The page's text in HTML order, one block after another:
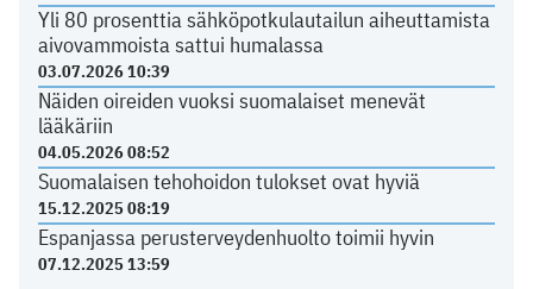
Yli 80 prosenttia sähköpotkulautailun aiheuttamista
aivovammoista sattui humalassa
03.07.2026 10:39
Näiden oireiden vuoksi suomalaiset menevät
lääkäriin
04.05.2026 08:52
Suomalaisen tehohoidon tulokset ovat hyviä
15.12.2025 08:19
Espanjassa perusterveydenhuolto toimii hyvin
07.12.2025 13:59